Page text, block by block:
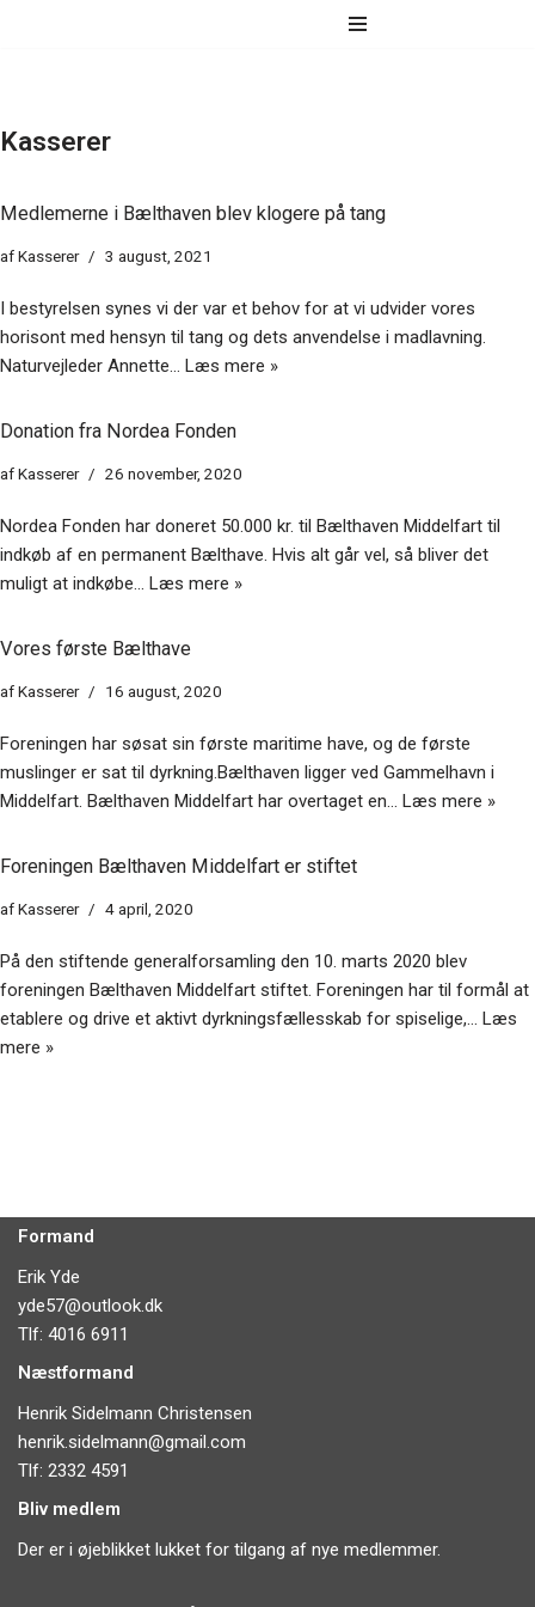
Kasserer
Medlemerne i Bælthaven blev klogere på tang
afKasserer 3 august, 2021
I bestyrelsen synes vi der var et behov for at vi udvider vores
horisont med hensyn til tang og dets anvendelse i madlavning.
Naturvejleder Annette… Læs mere »
Donation fra Nordea Fonden
afKasserer 26 november, 2020
Nordea Fonden har doneret 50.000 kr. til Bælthaven Middelfart til
indkøb af en permanent Bælthave. Hvis alt går vel, så bliver det
muligt at indkøbe… Læs mere »
Vores første Bælthave
afKasserer 16 august, 2020
Foreningen har søsat sin første maritime have, og de første
muslinger er sat til dyrkning.Bælthaven ligger ved Gammelhavn i
Middelfart. Bælthaven Middelfart har overtaget en… Læs mere »
Foreningen Bælthaven Middelfart er stiftet
afKasserer 4 april, 2020
På den stiftende generalforsamling den 10. marts 2020 blev
foreningen Bælthaven Middelfart stiftet. Foreningen har til formål at
etablere og drive et aktivt dyrkningsfællesskab for spiselige,… Læs
mere »
Formand
Erik Yde
yde57@outlook.dk
Tlf: 4016 6911
Næstformand
Henrik Sidelmann Christensen
henrik.sidelmann@gmail.com
Tlf: 2332 4591
Bliv medlem
Der er i øjeblikket lukket for tilgang af nye medlemmer.